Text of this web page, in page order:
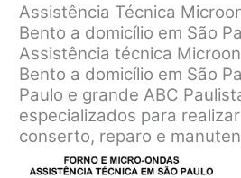
Assistência Técnica
Bento a domicílio em São
Assistência técnica
Bento a domicílio em São
Paulo e grande ABC
especializados para
conserto, reparo e